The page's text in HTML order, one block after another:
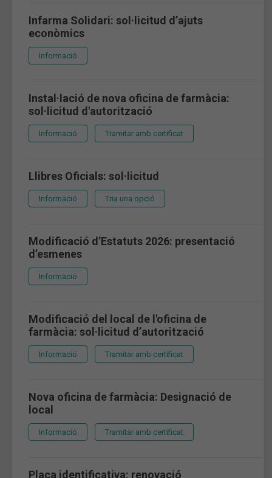
Infarma Solidari: sol·licitud d’ajuts
econòmics
Informació
Instal·lació de nova oficina de farmàcia:
sol·licitud d'autorització
Informació Tramitar amb certificat
Llibres Oficials: sol·licitud
Informació Tria una opció
Modificació d’Estatuts 2026: presentació
d’esmenes
Informació
Modificació del local de l'oficina de
farmàcia: sol·licitud d’autorització
Informació Tramitar amb certificat
Nova oficina de farmàcia: Designació de
local
Informació Tramitar amb certificat
Placa identificativa: renovació